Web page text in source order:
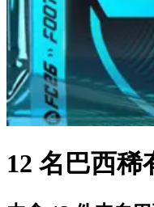
12 名巴西